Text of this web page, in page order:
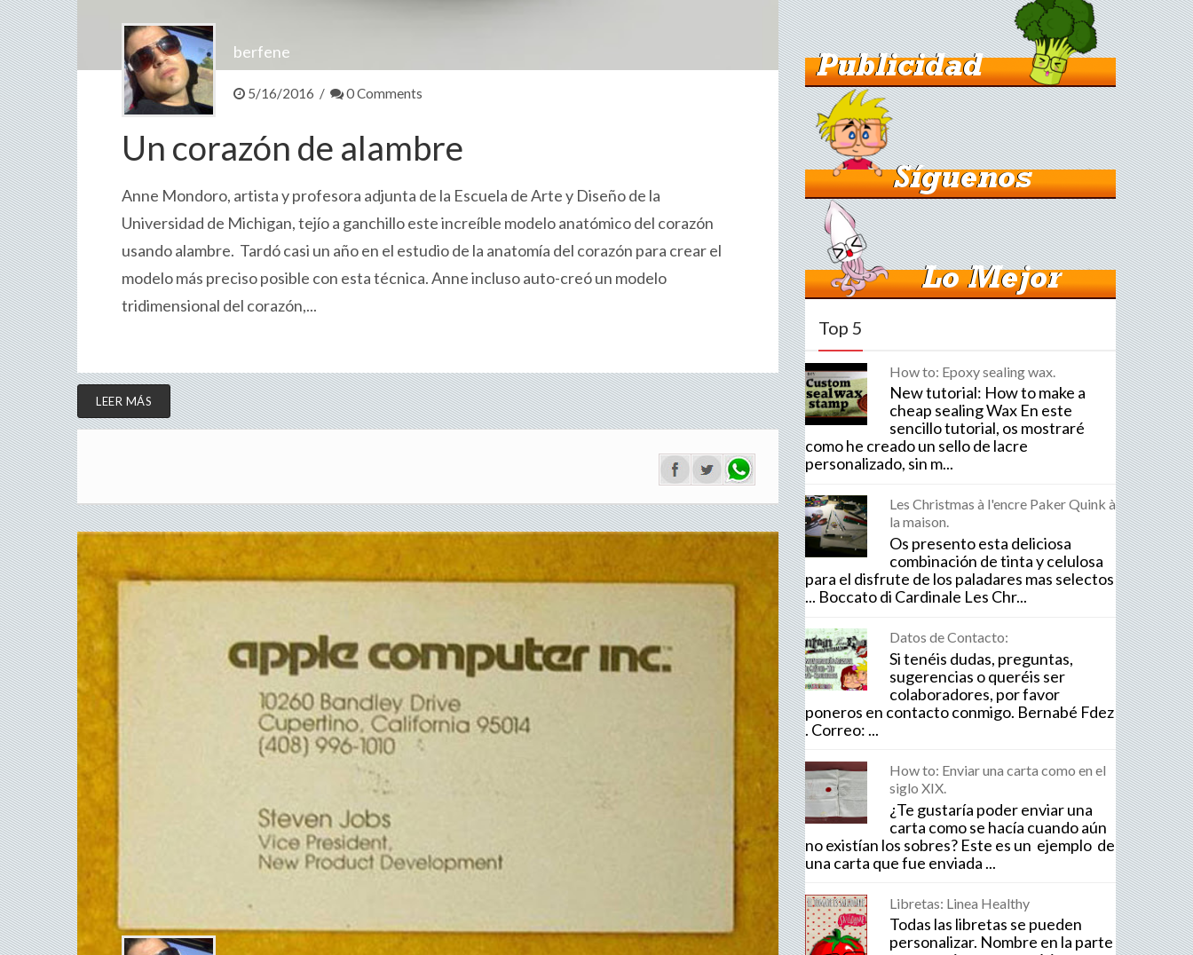
berfene
5/16/2016 / 0 Comments
Un corazón de alambre
Anne Mondoro, artista y profesora adjunta de la Escuela de Arte y Diseño de la
Universidad de Michigan, tejío a ganchillo este increíble modelo anatómico del corazón
usando alambre. Tardó casi un año en el estudio de la anatomía del corazón para crear el
modelo más preciso posible con esta técnica. Anne incluso auto-creó un modelo
tridimensional del corazón,...
LEER MÁS
Top 5
How to: Epoxy sealing wax.
New tutorial: How to make a
cheap sealing Wax En este
sencillo tutorial, os mostraré
como he creado un sello de lacre
personalizado, sin m...
Les Christmas à l'encre Paker Quink à
la maison.
Os presento esta deliciosa
combinación de tinta y celulosa
para el disfrute de los paladares mas selectos
... Boccato di Cardinale Les Chr...
Datos de Contacto:
Si tenéis dudas, preguntas,
sugerencias o queréis ser
colaboradores, por favor
poneros en contacto conmigo. Bernabé Fdez
. Correo: ...
How to: Enviar una carta como en el
siglo XIX.
¿Te gustaría poder enviar una
carta como se hacía cuando aún
no existían los sobres? Este es un ejemplo de
una carta que fue enviada ...
Libretas: Linea Healthy
Todas las libretas se pueden
personalizar. Nombre en la parte